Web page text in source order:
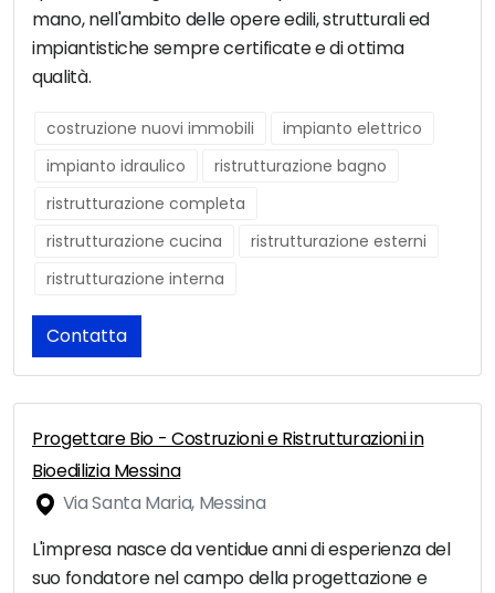
mano, nell'ambito delle opere edili, strutturali ed
impiantistiche sempre certificate e di ottima
qualità.
costruzione nuovi immobili
impianto elettrico
impianto idraulico
ristrutturazione bagno
ristrutturazione completa
ristrutturazione cucina
ristrutturazione esterni
ristrutturazione interna
Contatta
Progettare Bio - Costruzioni e Ristrutturazioni in
Bioedilizia Messina
Via Santa Maria, Messina
L'impresa nasce da ventidue anni di esperienza del
suo fondatore nel campo della progettazione e